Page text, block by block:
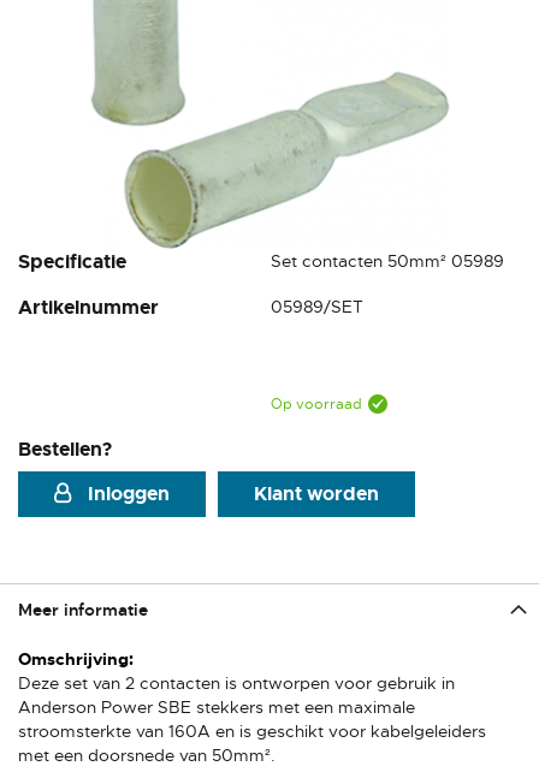
Specificatie Set contacten 50mm² 05989
Artikelnummer 05989/SET
Op voorraad
Bestellen?
Inloggen
Klant worden
Ga
het
Meer informatie
Meer
informatie
Deze set van 2 contacten is ontworpen voor gebruik in
Anderson Power SBE stekkers met een maximale
stroomsterkte van 160A en is geschikt voor kabelgeleiders
met een doorsnede van 50mm².